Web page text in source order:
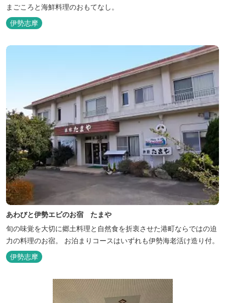
まごころと海鮮料理のおもてなし。
伊勢志摩
あわびと伊勢エビのお宿 たまや
旬の味覚を大切に郷土料理と自然食を折衷させた港町ならではの迫
力の料理のお宿。 お泊まりコースはいずれも伊勢海老活け造り付。
伊勢志摩